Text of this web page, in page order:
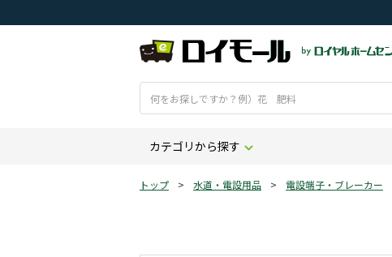
カテゴリから探す
トップ > 水道・電設用品 > 電設端子・ブレーカー